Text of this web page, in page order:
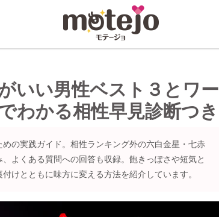
いい男性ベスト３とワー
わかる相性早見診断つき
の実践ガイド。相性ランキング外の六白金星・七赤
よくある質問への回答も収録。飽きっぽさや短気と
けとともに味方に変える方法を紹介しています。